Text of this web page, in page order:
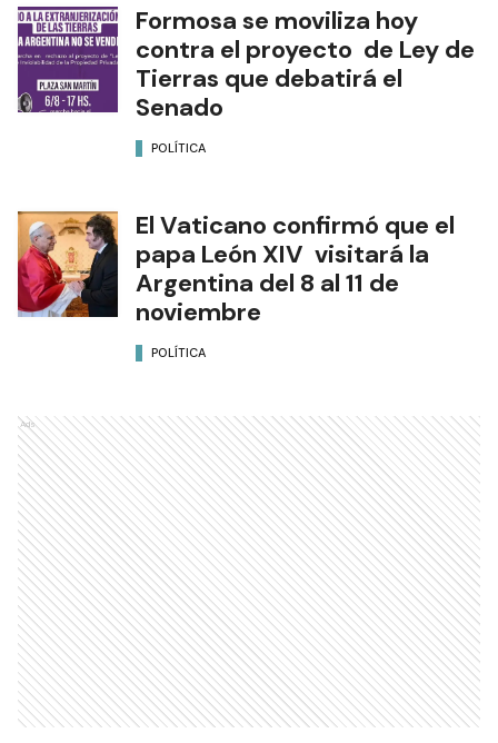
Formosa se moviliza hoy
contra el proyecto de Ley de
Tierras que debatirá el
Senado
POLÍTICA
El Vaticano confirmó que el
papa León XIV visitará la
Argentina del 8 al 11 de
noviembre
POLÍTICA
Ads